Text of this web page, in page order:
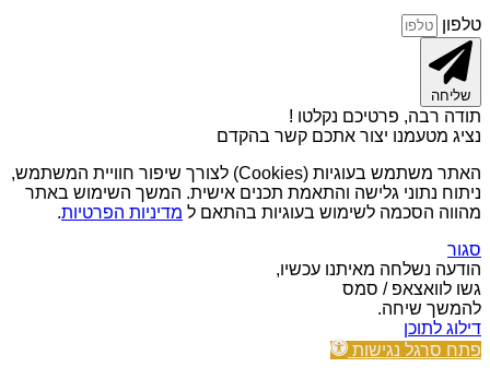
טלפון
שליחה
תודה רבה, פרטיכם נקלטו !
נציג מטעמנו יצור אתכם קשר בהקדם
האתר משתמש בעוגיות (Cookies) לצורך שיפור חוויית המשתמש,
ניתוח נתוני גלישה והתאמת תכנים אישית. המשך השימוש באתר
מהווה הסכמה לשימוש בעוגיות בהתאם ל מדיניות הפרטיות.
סגור
הודעה נשלחה מאיתנו עכשיו,
גשו לוואצאפ / סמס
להמשך שיחה.
דילוג לתוכן
פתח סרגל נגישות